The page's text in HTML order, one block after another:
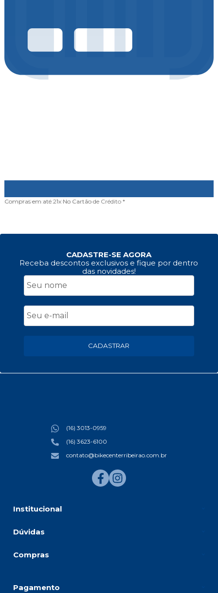
Compras em até 21x No Cartão de Crédito *
CADASTRE-SE AGORA
Receba descontos exclusivos e fique por dentro
das novidades!
CADASTRAR
Institucional
Dúvidas
Compras
(16) 3013-0959
(16) 3623-6100
contato@bikecenterribeirao.com.br
Pagamento